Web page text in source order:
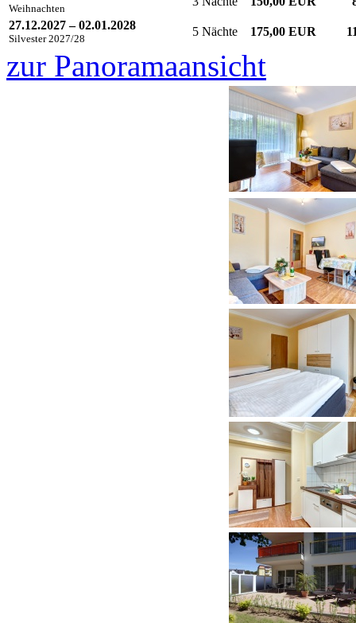
Weihnachten
27.12.2027 – 02.01.2028
Silvester 2027/28
5 Nächte 175,00 EUR
zur Panoramaansicht